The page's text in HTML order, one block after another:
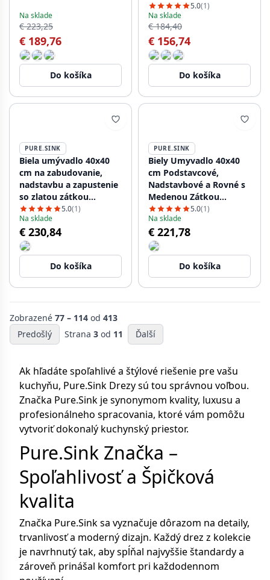
ocele 1208971836
Na sklade
€ 223,25
€ 189,76
Do košíka
5.0(1)
Na sklade
€ 184,40
€ 156,74
Do košíka
PURE.SINK
Biela umývadlo 40x40
cm na zabudovanie,
nadstavbu a zapustenie
so zlatou zátkou
12089705375.0(1)
Na sklade
€ 230,84
Do košíka
PURE.SINK
Biely Umyvadlo 40x40
cm Podstavcové,
Nadstavbové a Rovné s
Medenou Zátkou
12089705385.0(1)
Na sklade
€ 221,78
Do košíka
Zobrazené 77 – 114 od 413
Predošlý
Strana 3 od 11 Ďalší
Ak hľadáte spoľahlivé a štýlové riešenie pre vašu
kuchyňu, Pure.Sink Drezy sú tou správnou voľbou.
Značka Pure.Sink je synonymom kvality, luxusu a
profesionálneho spracovania, ktoré vám pomôžu
vytvoriť dokonalý kuchynský priestor.
Pure.Sink Značka –
Spoľahlivosť a Špičková
kvalita
Značka Pure.Sink sa vyznačuje dôrazom na detaily,
trvanlivosť a moderný dizajn. Každý drez z kolekcie
je navrhnutý tak, aby spĺňal najvyššie štandardy a
zároveň prinášal komfort pri každodennom